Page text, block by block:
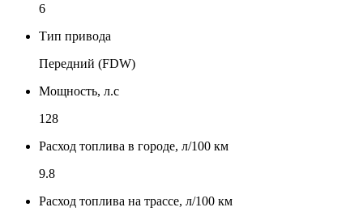
6
Тип привода
Передний (FDW)
Мощность, л.с
128
Расход топлива в городе, л/100 км
9.8
Расход топлива на трассе, л/100 км